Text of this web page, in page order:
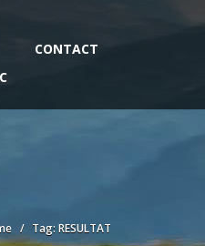
CONTACT
Tag: RESULTAT